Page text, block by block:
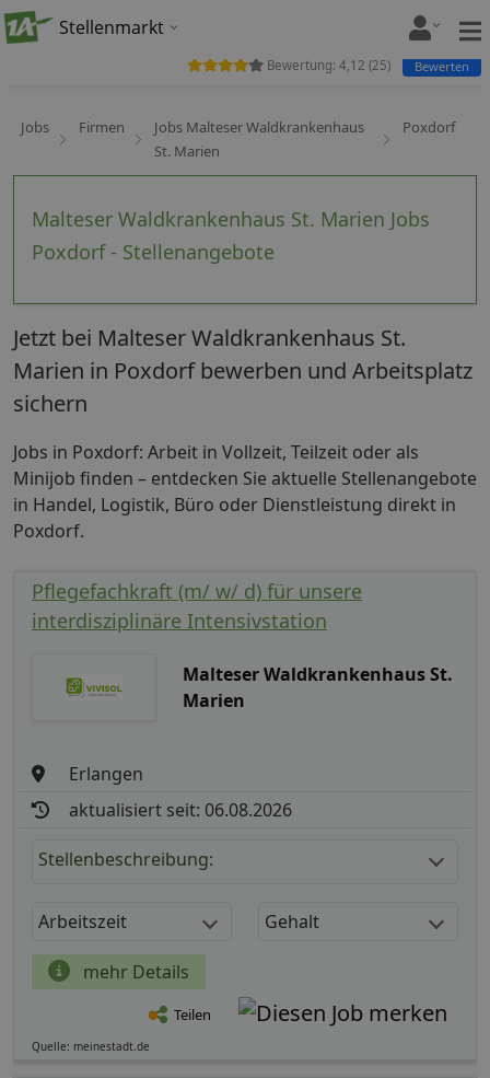
Stellenmarkt
Jobs Firmen
Jobs Malteser Waldkrankenhaus
St. Marien
Poxdorf
Malteser Waldkrankenhaus St. Marien Jobs
Poxdorf - Stellenangebote
Bewertung: 4,12 (25) Bewerten
Jetzt bei Malteser Waldkrankenhaus St.
Marien in Poxdorf bewerben und Arbeitsplatz
sichern
Jobs in Poxdorf: Arbeit in Vollzeit, Teilzeit oder als
Minijob finden – entdecken Sie aktuelle Stellenangebote
in Handel, Logistik, Büro oder Dienstleistung direkt in
Poxdorf.
Pflegefachkraft (m/ w/ d) für unsere
interdisziplinäre Intensivstation
Malteser Waldkrankenhaus St.
Marien
Erlangen
aktualisiert seit: 06.08.2026
Stellenbeschreibung:
Arbeitszeit Gehalt
mehr Details
Teilen
Quelle: meinestadt.de